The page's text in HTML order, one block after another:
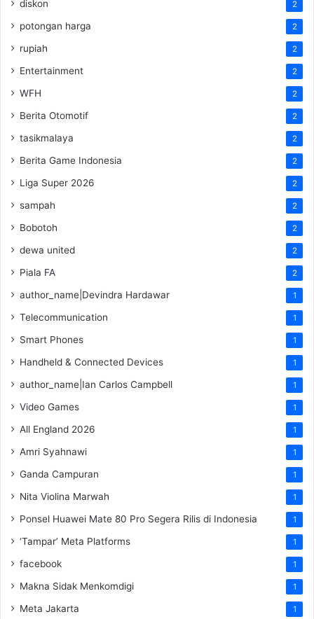
diskon 2
potongan harga 2
rupiah 2
Entertainment 2
WFH 2
Berita Otomotif 2
tasikmalaya 2
Berita Game Indonesia 2
Liga Super 2026 2
sampah 2
Bobotoh 2
dewa united 2
Piala FA 2
author_name|Devindra Hardawar 1
Telecommunication 1
Smart Phones 1
Handheld & Connected Devices 1
author_name|Ian Carlos Campbell 1
Video Games 1
All England 2026 1
Amri Syahnawi 1
Ganda Campuran 1
Nita Violina Marwah 1
Ponsel Huawei Mate 80 Pro Segera Rilis di Indonesia 1
‘Tampar’ Meta Platforms 1
facebook 1
Makna Sidak Menkomdigi 1
Meta Jakarta 1